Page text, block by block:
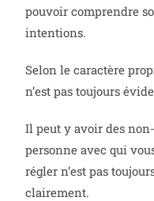
pouvoir comprendre
intentions.
Selon le caractère
n’est pas toujours
Il peut y avoir des
personne avec qui
régler n’est pas
clairement.